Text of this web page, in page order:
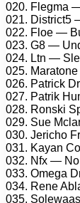
020. Flegma
021. District5
022. Floe —
023. G8 —
024. Ltn —
025.
026. Patrick
027. Patrik
028. Ronski
029. Sue
030. Jericho
031. Kayan
032. Nfx — No
033. Omega
034. Rene
035.